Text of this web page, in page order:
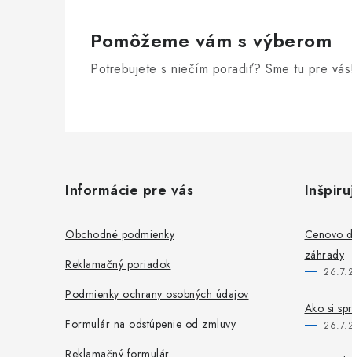
Pomôžeme vám s výberom
Potrebujete s niečím poradiť? Sme tu pre vás!
Informácie pre vás
Obchodné podmienky
Reklamačný poriadok
Podmienky ochrany osobných údajov
Formulár na odstúpenie od zmluvy
Reklamačný formulár
Cenovo
záhrady
Ako si